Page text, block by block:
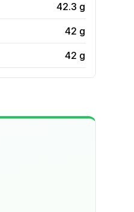
42.3 g
42 g
42 g